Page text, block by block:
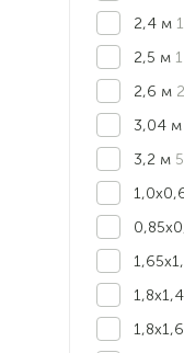
2,4 м
2,5 м 1
2,6 м 2
3,04 м
3,2 м 5